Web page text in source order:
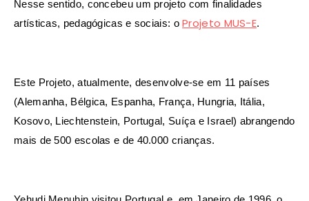
Nesse sentido, concebeu um projeto com finalidades
artísticas, pedagógicas e sociais: oProjeto MUS-E.
Este Projeto, atualmente, desenvolve-se em 11 países
(Alemanha, Bélgica, Espanha, França, Hungria, Itália,
Kosovo, Liechtenstein, Portugal, Suíça e Israel) abrangendo
mais de 500 escolas e de 40.000 crianças.